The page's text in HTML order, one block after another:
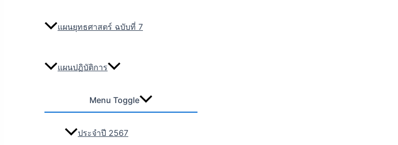
แผนยุทธศาสตร์ ฉบับที่ 7
แผนปฏิบัติการ
Menu Toggle
ประจำปี 2567